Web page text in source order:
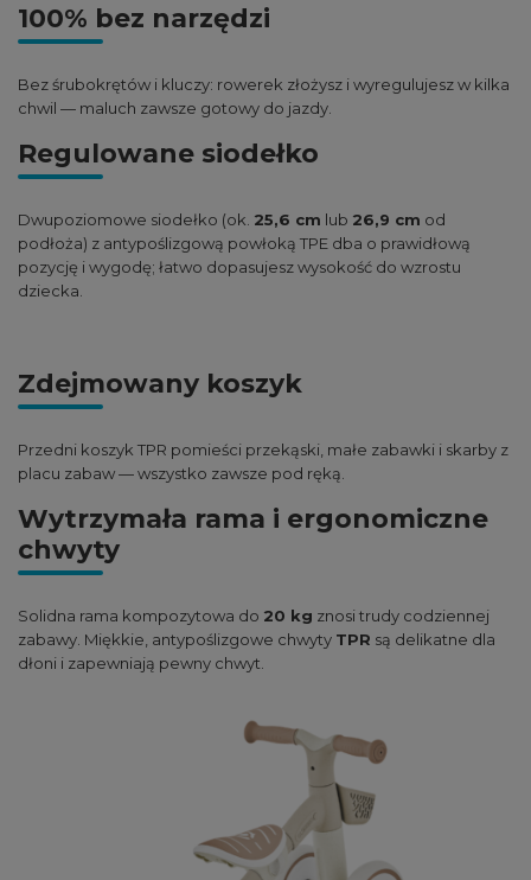
100% bez narzędzi
Bez śrubokrętów i kluczy: rowerek złożysz i wyregulujesz w kilka
chwil — maluch zawsze gotowy do jazdy.
Regulowane siodełko
Dwupoziomowe siodełko (ok. 25,6 cm lub 26,9 cm od
podłoża) z antypoślizgową powłoką TPE dba o prawidłową
pozycję i wygodę; łatwo dopasujesz wysokość do wzrostu
dziecka.
Zdejmowany koszyk
Przedni koszyk TPR pomieści przekąski, małe zabawki i skarby z
placu zabaw — wszystko zawsze pod ręką.
Wytrzymała rama i ergonomiczne
chwyty
Solidna rama kompozytowa do 20 kg znosi trudy codziennej
zabawy. Miękkie, antypoślizgowe chwyty TPR są delikatne dla
dłoni i zapewniają pewny chwyt.